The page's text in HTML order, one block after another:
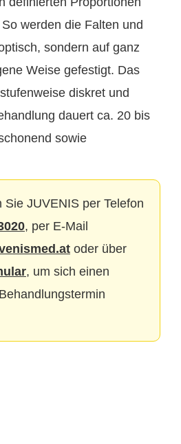
werden die Falten und
sondern auf ganz
Weise gefestigt. Das
diskret und
dauert ca. 20 bis
sowie
Sie JUVENIS per Telefon
, per E-Mail
oder über
, um sich einen